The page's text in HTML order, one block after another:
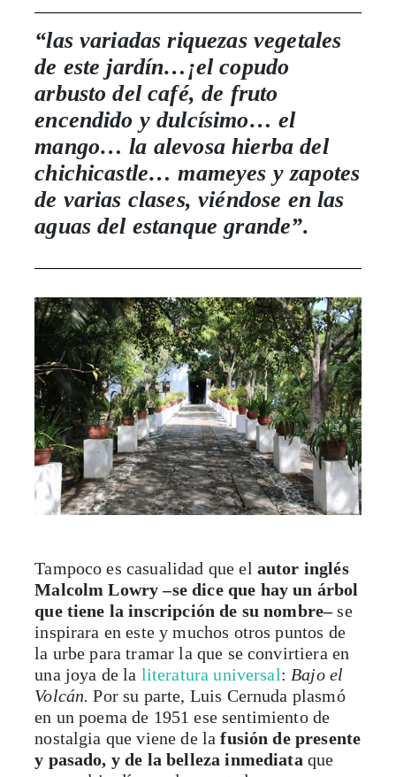
“las variadas riquezas vegetales
de este jardín…¡el copudo
arbusto del café, de fruto
encendido y dulcísimo… el
mango… la alevosa hierba del
chichicastle… mameyes y zapotes
de varias clases, viéndose en las
aguas del estanque grande”.
Tampoco es casualidad que el autor inglés
Malcolm Lowry –se dice que hay un árbol
que tiene la inscripción de su nombre–se
inspirara en este y muchos otros puntos de
la urbe para tramar la que se convirtiera en
una joya de la literatura universal: Bajo el
Volcán.Por su parte, Luis Cernuda plasmó
en un poema de 1951 ese sentimiento de
nostalgia que viene de lafusión de presente
y pasado, y de la belleza inmediata que